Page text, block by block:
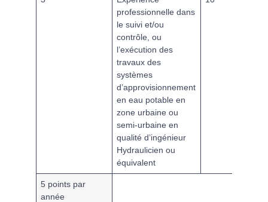
professionnelle dans
le suivi et/ou
contrôle, ou
l’exécution des
travaux des
systèmes
d’approvisionnement
en eau potable en
zone urbaine ou
semi-urbaine en
qualité d’ingénieur
Hydraulicien ou
équivalent
5 points par
année